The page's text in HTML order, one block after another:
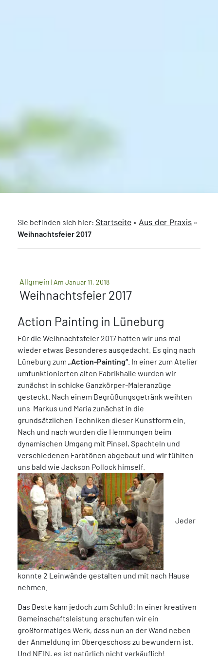
Sie befinden sich hier: Startseite » Aus der Praxis »
Weihnachtsfeier 2017
Allgmein | Am Januar 11, 2018
Weihnachtsfeier 2017
Action Painting in Lüneburg
Für die Weihnachtsfeier 2017 hatten wir uns mal
wieder etwas Besonderes ausgedacht. Es ging nach
Lüneburg zum „Action-Painting“. In einer zum Atelier
umfunktionierten alten Fabrikhalle wurden wir
zunächst in schicke Ganzkörper-Maleranzüge
gesteckt. Nach einem Begrüßungsgetränk weihten
uns Markus und Maria zunächst in die
grundsätzlichen Techniken dieser Kunstform ein.
Nach und nach wurden die Hemmungen beim
dynamischen Umgang mit Pinsel, Spachteln und
verschiedenen Farbtönen abgebaut und wir fühlten
uns bald wie Jackson Pollock himself.
Jeder
konnte 2 Leinwände gestalten und mit nach Hause
nehmen.
Das Beste kam jedoch zum Schluß: In einer kreativen
Gemeinschaftsleistung erschufen wir ein
großformatiges Werk, dass nun an der Wand neben
der Anmeldung im Obergeschoss zu bewundern ist.
Und NEIN, es ist natürlich nicht verkäuflich!